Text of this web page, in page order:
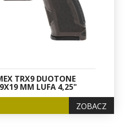
TRX9 DUOTONE
MM LUFA 4,25"
ZOBACZ